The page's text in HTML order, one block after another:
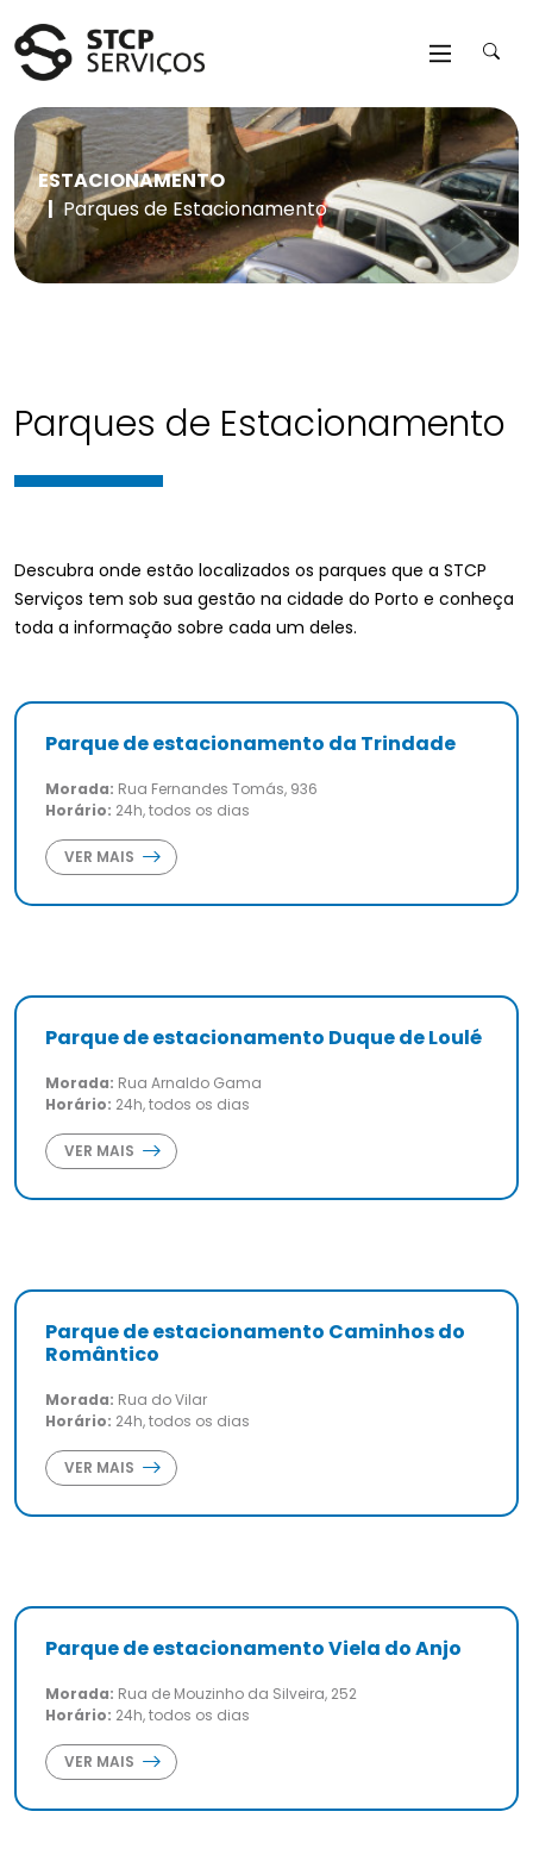
ESTACIONAMENTO
Parques de Estacionamento
Parques de Estacionamento
Descubra onde estão localizados os parques que a STCP
Serviços tem sob sua gestão na cidade do Porto e conheça
toda a informação sobre cada um deles.
Parque de estacionamento da Trindade
Morada: Rua Fernandes Tomás, 936
Horário: 24h, todos os dias
VER MAIS
Parque de estacionamento Duque de Loulé
Morada: Rua Arnaldo Gama
Horário: 24h, todos os dias
VER MAIS
Parque de estacionamento Caminhos do
Romântico
Morada: Rua do Vilar
Horário: 24h, todos os dias
VER MAIS
Parque de estacionamento Viela do Anjo
Morada: Rua de Mouzinho da Silveira, 252
Horário: 24h, todos os dias
VER MAIS